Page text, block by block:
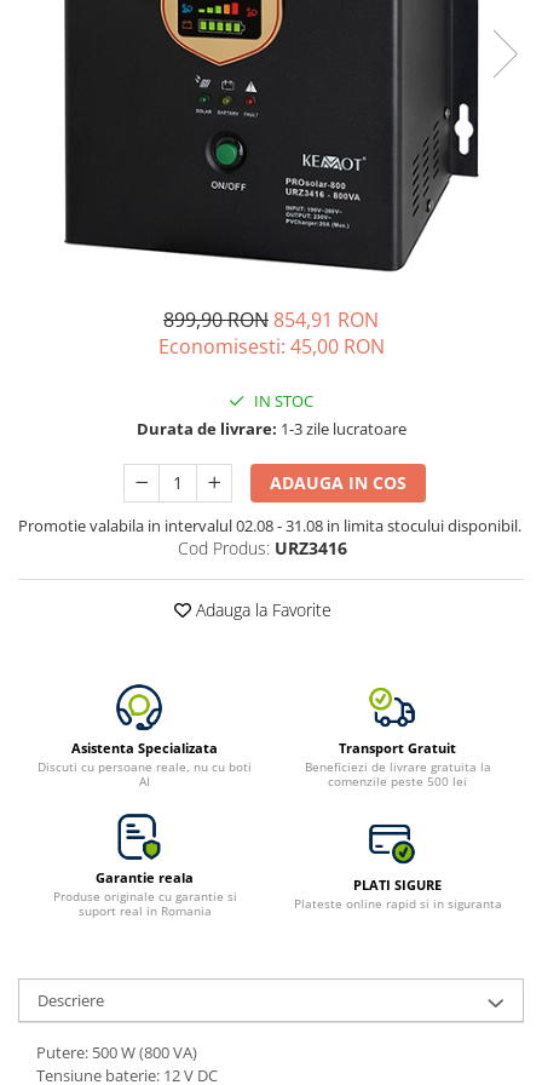
Acumulatori de stocare
Componente sisteme de balcon
899,90 RON854,91 RON
Economisesti: 45,00 RON
IN STOC
Durata de livrare: 1-3 zile lucratoare
ADAUGA IN COS
Promotie valabila in intervalul 02.08 - 31.08 in limita stocului disponibil.
Cod Produs: URZ3416
Adauga la Favorite
Asistenta Specializata
Discuti cu persoane reale, nu cu boti
AI
Transport Gratuit
Beneficiezi de livrare gratuita la
comenzile peste 500 lei
Garantie reala
Produse originale cu garantie si
suport real in Romania
PLATI SIGURE
Plateste online rapid si in siguranta
Descriere
Putere: 500 W (800 VA)
Tensiune baterie: 12 V DC